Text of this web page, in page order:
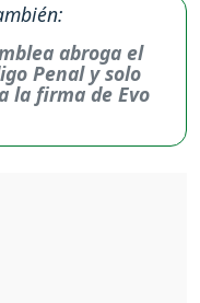
abroga el
Penal y solo
la firma de Evo